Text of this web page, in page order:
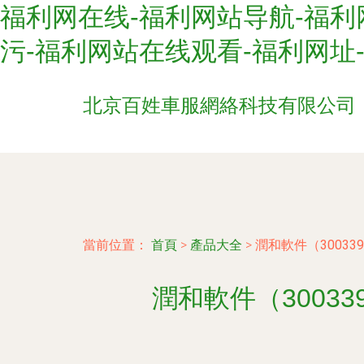
福利网在线-福利网站导航-福
污-福利网站在线观看-福利网
北京百姓車服網絡科技有限公司
當前位置： 首頁 > 產品大全 > 潤和軟件（
潤和軟件（